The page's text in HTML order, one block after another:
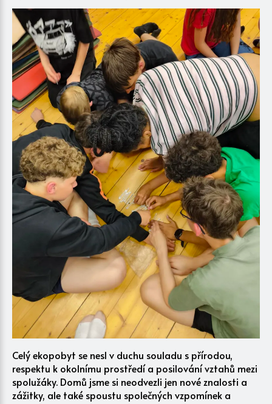
Celý ekopobyt se nesl v duchu souladu s přírodou,
respektu k okolnímu prostředí a posilování vztahů mezi
spolužáky. Domů jsme si neodvezli jen nové znalosti a
zážitky, ale také spoustu společných vzpomínek a